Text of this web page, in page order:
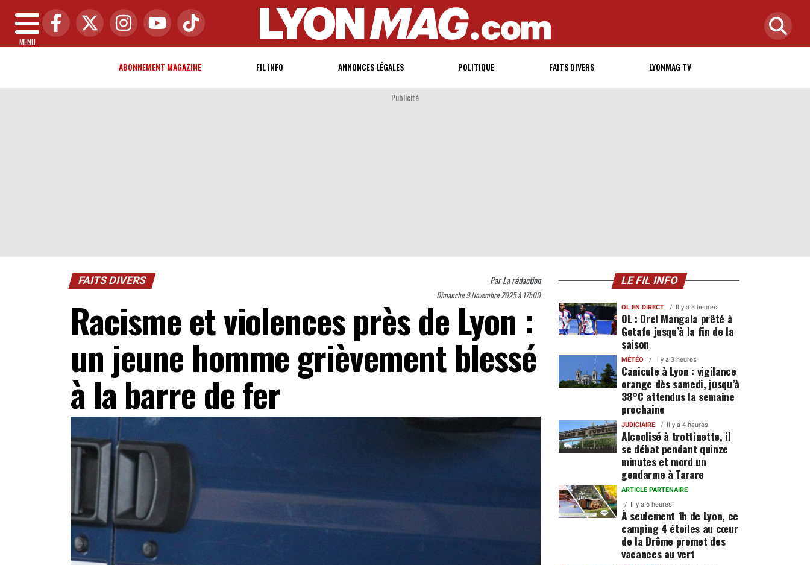
MENU
ABONNEMENT MAGAZINE FIL INFO ANNONCES LÉGALES POLITIQUE FAITS DIVERS LYONMAG TV
Publicité
FAITS DIVERS ParLa rédaction
Dimanche 9 Novembre 2025 à 17h00
Racisme et violences près de Lyon :
un jeune homme grièvement blessé
à la barre de fer
LE FIL INFO
OL EN DIRECT Il y a 3 heures
OL : Orel Mangala prêté à
Getafe jusqu’à la fin de la
saison
MÉTÉO Il y a 3 heures
Canicule à Lyon : vigilance
orange dès samedi, jusqu’à
38°C attendus la semaine
prochaine
JUDICIAIRE Il y a 4 heures
Alcoolisé à trottinette, il
se débat pendant quinze
minutes et mord un
gendarme à Tarare
ARTICLE PARTENAIRE
Il y a 6 heures
À seulement 1h de Lyon, ce
camping 4 étoiles au cœur
de la Drôme promet des
vacances au vert